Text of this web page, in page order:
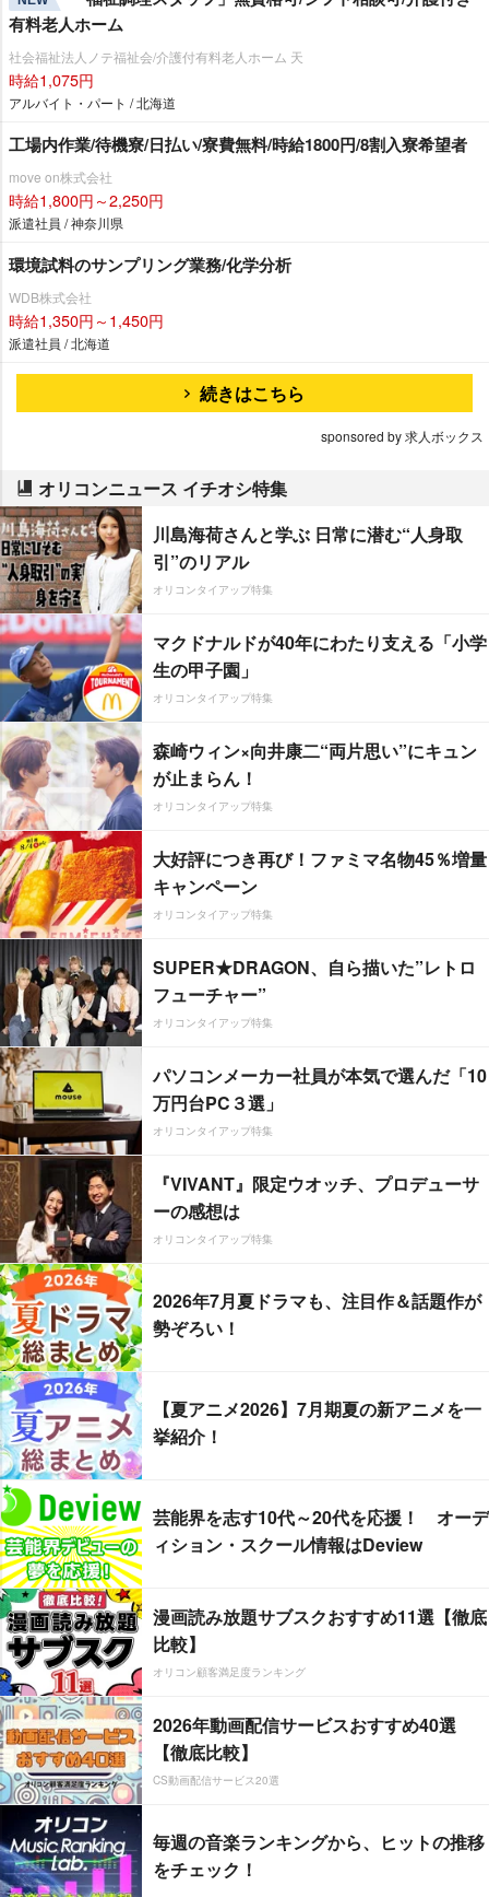
有料老人ホーム
社会福祉法人ノテ福祉会/介護付有料老人ホーム 天
時給1,075円
アルバイト・パート / 北海道
工場内作業/待機寮/日払い/寮費無料/時給1800円/8割入寮希望者
move on株式会社
時給1,800円～2,250円
派遣社員 / 神奈川県
環境試料のサンプリング業務/化学分析
WDB株式会社
時給1,350円～1,450円
派遣社員 / 北海道
続きはこちら
sponsored by 求人ボックス
オリコンニュース イチオシ特集
川島海荷さんと学ぶ 日常に潜む“人身取
引”のリアル
オリコンタイアップ特集
マクドナルドが40年にわたり支える「小学
生の甲子園」
オリコンタイアップ特集
森崎ウィン×向井康二“両片思い”にキュン
が止まらん！
オリコンタイアップ特集
大好評につき再び！ファミマ名物45％増量
キャンペーン
オリコンタイアップ特集
SUPER★DRAGON、自ら描いた”レトロ
フューチャー”
オリコンタイアップ特集
パソコンメーカー社員が本気で選んだ「10
万円台PC３選」
オリコンタイアップ特集
『VIVANT』限定ウオッチ、プロデューサ
ーの感想は
オリコンタイアップ特集
2026年7月夏ドラマも、注目作＆話題作が
勢ぞろい！
【夏アニメ2026】7月期夏の新アニメを一
挙紹介！
芸能界を志す10代～20代を応援！ オーデ
ィション・スクール情報はDeview
漫画読み放題サブスクおすすめ11選【徹底
比較】
オリコン顧客満足度ランキング
2026年動画配信サービスおすすめ40選
【徹底比較】
CS動画配信サービス20選
毎週の音楽ランキングから、ヒットの推移
をチェック！